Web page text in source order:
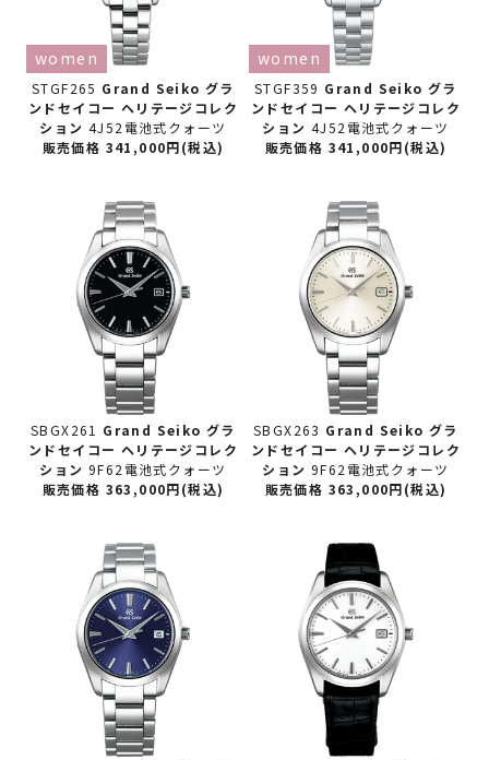
STGF265 Grand Seiko グラ
ンドセイコー ヘリテージコレク
ション4J52電池式クォーツ
women
販売価格 341,000円(税込)
STGF359 Grand Seiko グラ
ンドセイコー ヘリテージコレク
ション4J52電池式クォーツ
women
販売価格 341,000円(税込)
SBGX261 Grand Seiko グラ
ンドセイコー ヘリテージコレク
ション9F62電池式クォーツ
販売価格 363,000円(税込)
SBGX263 Grand Seiko グラ
ンドセイコー ヘリテージコレク
ション9F62電池式クォーツ
販売価格 363,000円(税込)